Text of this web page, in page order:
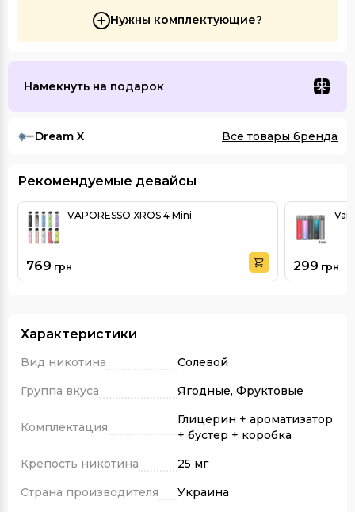
Нужны комплектующие?
Намекнуть на подарок
Dream X Все товары бренда
Рекомендуемые девайсы
VAPORESSO XROS 4 Mini
769 грн 299 грн
Характеристики
Вид никотина
Солевой
Группа вкуса
Ягодные, Фруктовые
Комплектация
Глицерин + ароматизатор
+ бустер + коробка
Крепость никотина
25 мг
Страна производителя
Украина